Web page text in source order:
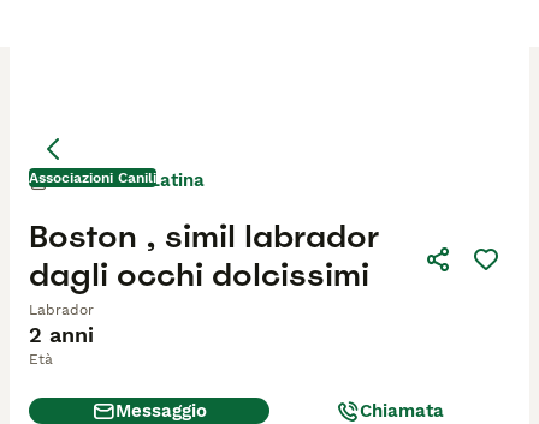
Associazioni Canili
2 anni
Età
Boston , simil labrador
dagli occhi dolcissimi
Labrador
1 settimana Latina
Messaggio Chiamata